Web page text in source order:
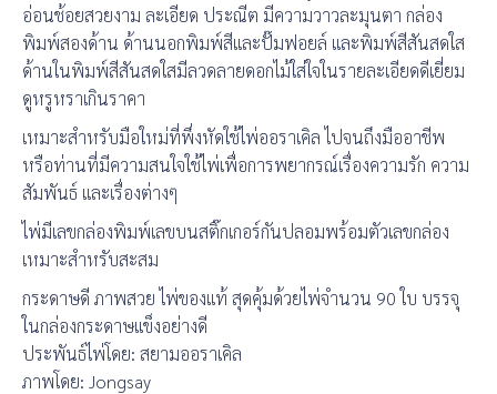
อ่อนช้อยสวยงาม ละเอียด ประณีต มีความวาวละมุนตา กล่อง
พิมพ์สองด้าน ด้านนอกพิมพ์สีและปั๊มฟอยล์ และพิมพ์สีสันสดใส
ด้านในพิมพ์สีสันสดใสมีลวดลายดอกไม้ใส่ใจในรายละเอียดดีเยี่ยม
ดูหรูหราเกินราคา
เหมาะสำหรับมือใหม่ที่พึ่งหัดใช้ไพ่ออราเคิล ไปจนถึงมืออาชีพ
หรือท่านที่มีความสนใจใช้ไพ่เพื่อการพยากรณ์เรื่องความรัก ความ
สัมพันธ์ และเรื่องต่างๆ
ไพ่มีเลขกล่องพิมพ์เลขบนสติ๊กเกอร์กันปลอมพร้อมตัวเลขกล่อง
เหมาะสำหรับสะสม
กระดาษดี ภาพสวย ไพ่ของแท้ สุดคุ้มด้วยไพ่จำนวน 90 ใบ บรรจุ
ในกล่องกระดาษแข็งอย่างดี
ประพันธ์ไพ่โดย: สยามออราเคิล
ภาพโดย: Jongsay